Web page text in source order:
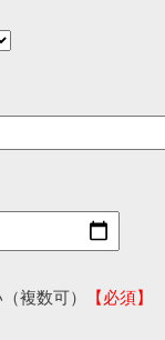
複数可）
【必須】